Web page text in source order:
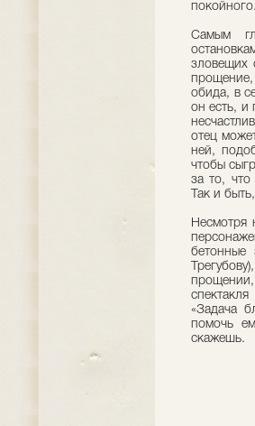
покойного.
Самым
зловещих
прощение,
обида, в
он есть, и
отец
ней,
чтобы
за то, что
Так и
Несмотря
бетонные
«Задача
помочь
скажешь.